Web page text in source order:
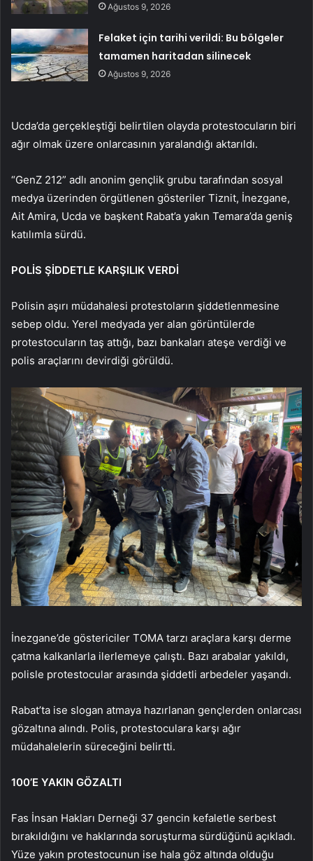
Ağustos 9, 2026
Felaket için tarihi verildi: Bu bölgeler
tamamen haritadan silinecek
Ağustos 9, 2026
Ucda’da gerçekleştiği belirtilen olayda protestocuların biri
ağır olmak üzere onlarcasının yaralandığı aktarıldı.
“GenZ 212” adlı anonim gençlik grubu tarafından sosyal
medya üzerinden örgütlenen gösteriler Tiznit, İnezgane,
Ait Amira, Ucda ve başkent Rabat’a yakın Temara’da geniş
katılımla sürdü.
POLİS ŞİDDETLE KARŞILIK VERDİ
Polisin aşırı müdahalesi protestoların şiddetlenmesine
sebep oldu. Yerel medyada yer alan görüntülerde
protestocuların taş attığı, bazı bankaları ateşe verdiği ve
polis araçlarını devirdiği görüldü.
İnezgane’de göstericiler TOMA tarzı araçlara karşı derme
çatma kalkanlarla ilerlemeye çalıştı. Bazı arabalar yakıldı,
polisle protestocular arasında şiddetli arbedeler yaşandı.
Rabat’ta ise slogan atmaya hazırlanan gençlerden onlarcası
gözaltına alındı. Polis, protestoculara karşı ağır
müdahalelerin süreceğini belirtti.
100’E YAKIN GÖZALTI
Fas İnsan Hakları Derneği 37 gencin kefaletle serbest
bırakıldığını ve haklarında soruşturma sürdüğünü açıkladı.
Yüze yakın protestocunun ise hala göz altında olduğu